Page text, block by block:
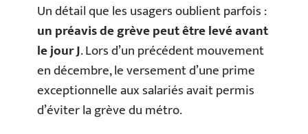
Un détail que les usagers oublient parfois :
un préavis de grève peut être levé avant
le jour J. Lors d’un précédent mouvement
en décembre, le versement d’une prime
exceptionnelle aux salariés avait permis
d’éviter la grève du métro.